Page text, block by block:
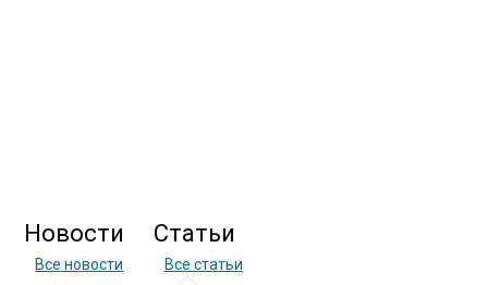
Новости
Все новости
Статьи
Все статьи